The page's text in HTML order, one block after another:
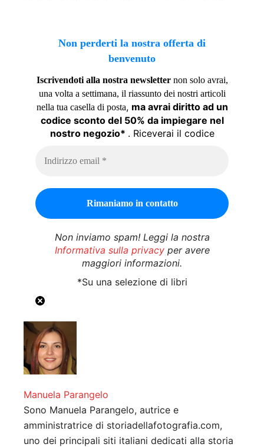
Non perderti la nostra offerta di
benvenuto
Iscrivendoti alla nostra newsletternon solo avrai,
una volta a settimana, il riassunto dei nostri articoli
nella tua casella di posta, ma avrai diritto ad un
codice sconto del 50% da impiegare nel
nostro negozio* . Riceverai il codice
Non inviamo spam! Leggi la nostra
Informativa sulla privacyper avere
maggiori informazioni.
*Su una selezione di libri
Manuela Parangelo
Sono Manuela Parangelo, autrice e
amministratrice di storiadellafotografia.com,
uno dei principali siti italiani dedicati alla storia